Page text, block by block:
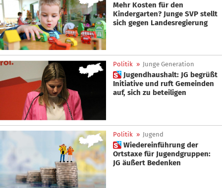
Mehr Kosten für den
Kindergarten? Junge SVP stellt
sich gegen Landesregierung
Politik » Junge Generation
 Jugendhaushalt: JG begrüßt
Initiative und ruft Gemeinden
auf, sich zu beteiligen
Politik » Jugend
 Wiedereinführung der
Ortstaxe für Jugendgruppen:
JG äußert Bedenken